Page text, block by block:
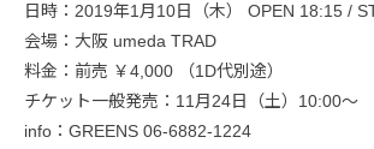
日時：2019年1月10日（木） OPEN 18:15 /
会場：大阪 umeda TRAD
料金：前売 ￥4,000 （1D代別途）
チケット一般発売：11月24日（土）10:00～
info：GREENS 06-6882-1224